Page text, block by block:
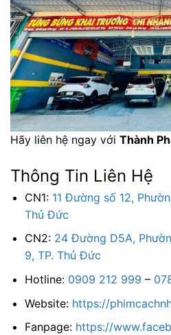
Hãy liên hệ ngay với Thành
Thông Tin Liên Hệ
CN1: 11 Đường số 12,
Thủ Đức
CN2: 24 Đường D5A,
9, TP. Thủ Đức
Hotline: 0909 212 999 –
Website: https://
Fanpage: https://